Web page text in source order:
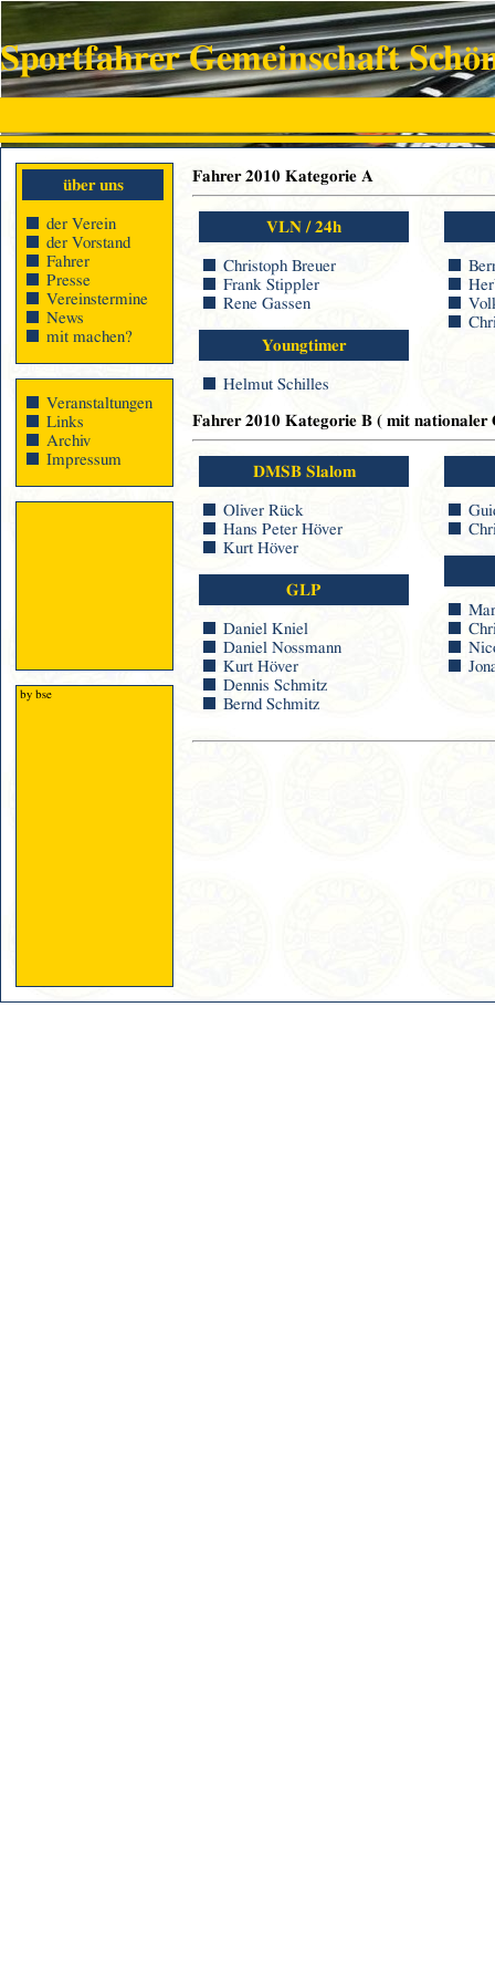
Sportfahrer Gemeinschaft
über uns
der Verein
der Vorstand
Fahrer
Presse
Vereinstermine
News
mit machen?
Fahrer 2010 Kategorie A
VLN / 24h
Christoph Breuer
Frank Stippler
Rene Gassen
Youngtimer
Helmut Schilles
Fahrer 2010 Kategorie B ( mit nationaler
DMSB Slalom
Oliver Rück
Hans Peter Höver
Kurt Höver
GLP
Daniel Kniel
Daniel Nossmann
Kurt Höver
Dennis Schmitz
Bernd Schmitz
Veranstaltungen
Links
Archiv
Impressum
by bse